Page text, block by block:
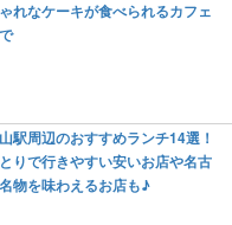
れなケーキが食べられるカフェ
駅周辺のおすすめランチ14選！
りで行きやすい安いお店や名古
物を味わえるお店も♪